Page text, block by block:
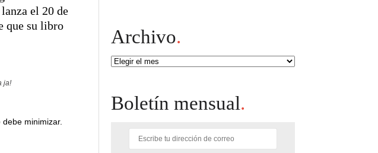
el 20 de
que su libro
ja!
minimizar.
Archivo.
Archivo
Boletín mensual.